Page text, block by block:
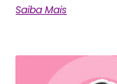
Saiba Mais